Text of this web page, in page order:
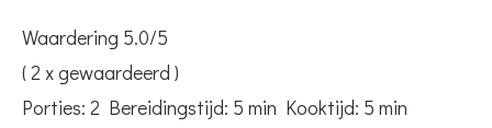
Waardering 5.0/5
(2x gewaardeerd )
Porties: 2 Bereidingstijd: 5 min Kooktijd: 5 min